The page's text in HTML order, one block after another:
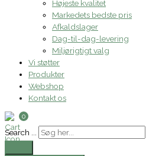
Højeste kvalitet
Markedets bedste pris
Afkaldslager
Dag-til-dag-levering
Miljørigtigt valg
Vi støtter
Produkter
Webshop
Kontakt os
0
Search ...